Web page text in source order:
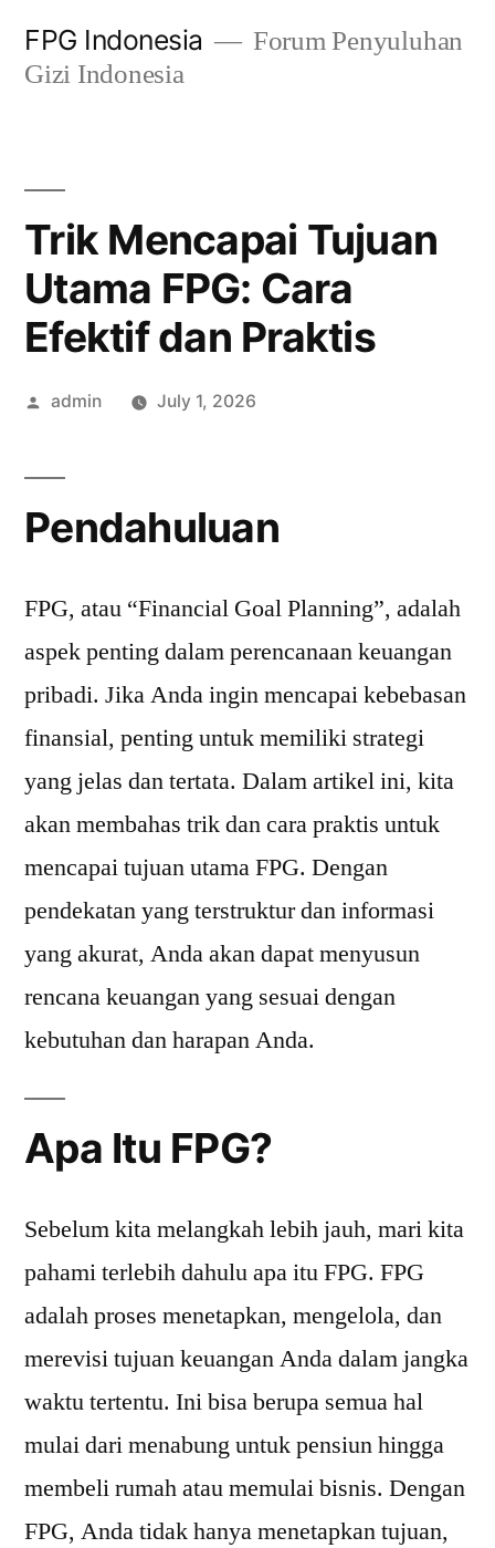
FPG Indonesia
Forum Penyuluhan
Gizi Indonesia
Trik Mencapai Tujuan
Utama FPG: Cara
Efektif dan Praktis
Posted
admin July 1, 2026
Pendahuluan
FPG, atau “Financial Goal Planning”, adalah
aspek penting dalam perencanaan keuangan
pribadi. Jika Anda ingin mencapai kebebasan
finansial, penting untuk memiliki strategi
yang jelas dan tertata. Dalam artikel ini, kita
akan membahas trik dan cara praktis untuk
mencapai tujuan utama FPG. Dengan
pendekatan yang terstruktur dan informasi
yang akurat, Anda akan dapat menyusun
rencana keuangan yang sesuai dengan
kebutuhan dan harapan Anda.
Apa Itu FPG?
Sebelum kita melangkah lebih jauh, mari kita
pahami terlebih dahulu apa itu FPG. FPG
adalah proses menetapkan, mengelola, dan
merevisi tujuan keuangan Anda dalam jangka
waktu tertentu. Ini bisa berupa semua hal
mulai dari menabung untuk pensiun hingga
membeli rumah atau memulai bisnis. Dengan
FPG, Anda tidak hanya menetapkan tujuan,